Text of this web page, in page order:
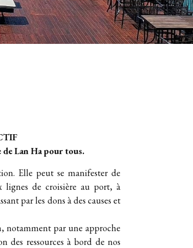
Lan Ha pour tous.
Elle peut se manifester de
lignes de croisière au port, à
par les dons à des causes et
notamment par une approche
des ressources à bord de nos